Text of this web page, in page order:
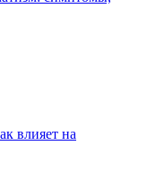
влияет на